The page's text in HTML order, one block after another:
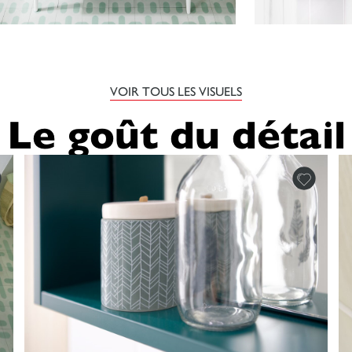
VOIR TOUS LES VISUELS
Le goût du détail